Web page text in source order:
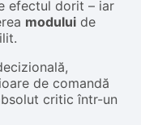
efectul dorit – iar
modului de
de comandă
critic într-un